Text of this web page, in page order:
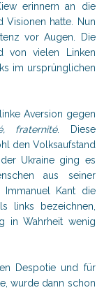
erinnern an die
Visionen hatte. Nun
vor Augen. Die
von vielen Linken
im ursprünglichen
Aversion gegen
fraternité. Diese
den Volksaufstand
Ukraine ging es
aus seiner
Immanuel Kant die
links bezeichnen,
in Wahrheit wenig
Despotie und für
wurde dann schon